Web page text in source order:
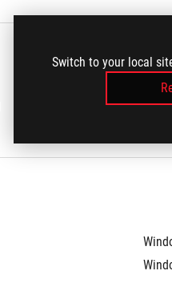
Switch to your local
2-